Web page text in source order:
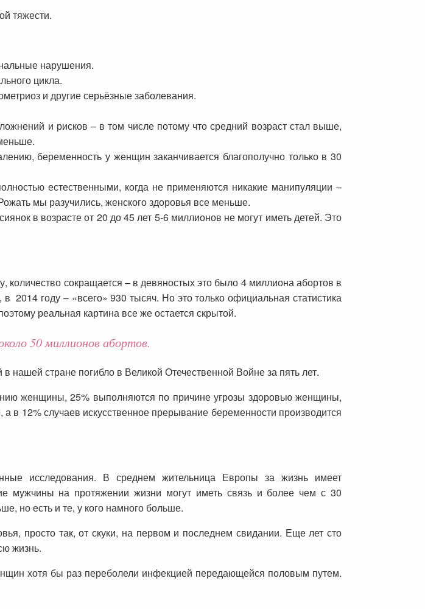
тяжести.
нарушения.
цикла.
и другие серьёзные заболевания.
и рисков – в том числе потому что средний возраст стал выше,
беременность у женщин заканчивается благополучно только в 30
естественными, когда не применяются никакие манипуляции –
мы разучились, женского здоровья все меньше.
в возрасте от 20 до 45 лет 5-6 миллионов не могут иметь детей. Это
сокращается – в девяностых это было 4 миллиона абортов в
2014 году – «всего» 930 тысяч. Но это только официальная статистика
реальная картина все же остается скрытой.
50 миллионов абортов.
стране погибло в Великой Отечественной Войне за пять лет.
женщины, 25% выполняются по причине угрозы здоровью женщины,
12% случаев искусственное прерывание беременности производится
исследования. В среднем жительница Европы за жизнь имеет
мужчины на протяжении жизни могут иметь связь и более чем с 30
но есть и те, у кого намного больше.
просто так, от скуки, на первом и последнем свидании. Еще лет сто
жизнь.
хотя бы раз переболели инфекцией передающейся половым путем.